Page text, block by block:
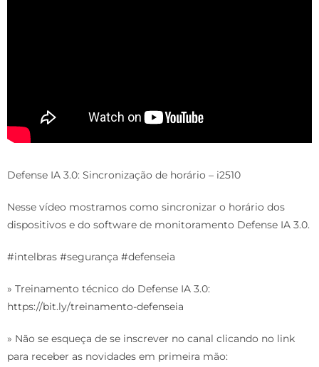
Defense IA 3.0: Sincronização de horário – i2510
Nesse vídeo mostramos como sincronizar o horário dos
dispositivos e do software de monitoramento Defense IA 3.0.
#intelbras #segurança #defenseia
» Treinamento técnico do Defense IA 3.0:
https://bit.ly/treinamento-defenseia
» Não se esqueça de se inscrever no canal clicando no link
para receber as novidades em primeira mão: